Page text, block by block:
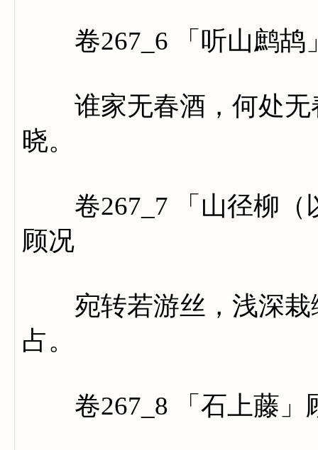
卷267_6 「听山鹧鸪
谁家无春酒，何处无
晓。
卷267_7 「山径柳（
顾况
宛转若游丝，浅深栽
占。
卷267_8 「石上藤」